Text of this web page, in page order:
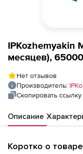
IPKozhemyakin
месяцев),
Нет отзывов
Производитель:
Скопировать ссылку
Описание
Коротко о товаре